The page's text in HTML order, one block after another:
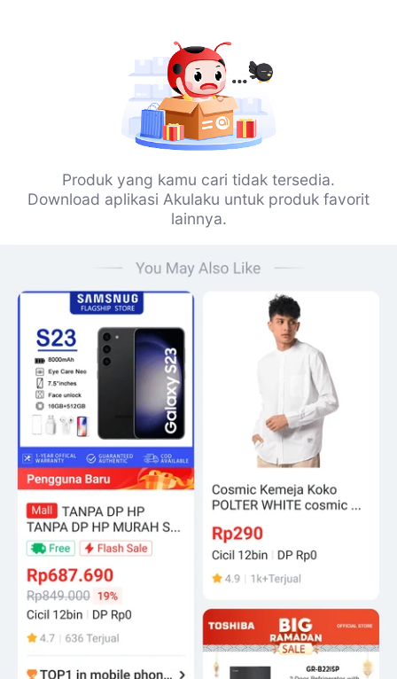
Produk yang kamu cari tidak tersedia.
Download aplikasi Akulaku untuk produk favorit
lainnya.